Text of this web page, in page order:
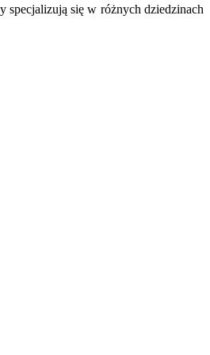
się w różnych dziedzinach